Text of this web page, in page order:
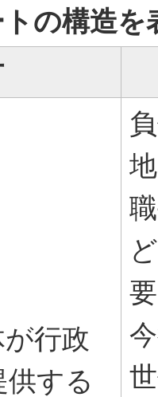
の構造を
行政
する